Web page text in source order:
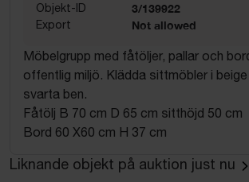
Objekt-ID 3/139922
Export Not allowed
Möbelgrupp med fåtöljer, pallar och
offentlig miljö. Klädda sittmöbler i
svarta ben.
Fåtölj B 70 cm D 65 cm sitthöjd 50 cm
Bord 60 X60 cm H 37 cm
Liknande objekt på auktion just nu